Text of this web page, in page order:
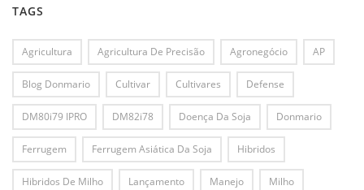
TAGS
Agricultura Agricultura De Precisão Agronegócio AP
Blog Donmario Cultivar Cultivares Defense
DM80i79 IPRO DM82i78 Doença Da Soja Donmario
Ferrugem Ferrugem Asiática Da Soja Hibridos
Hibridos De Milho Lançamento Manejo Milho